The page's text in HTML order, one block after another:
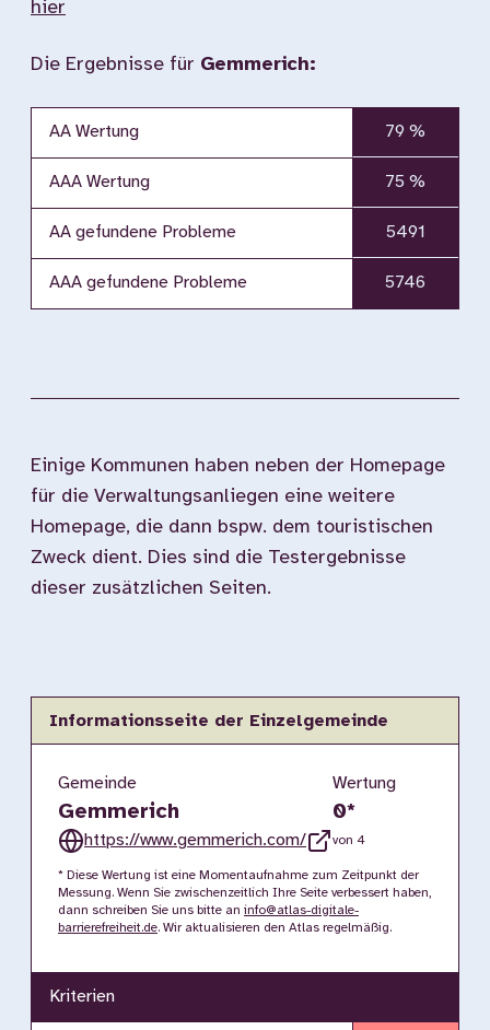
hier
Die Ergebnisse für Gemmerich:
AA Wertung 79 %
AAA Wertung 75 %
AA gefundene Probleme 5491
AAA gefundene Probleme 5746
Einige Kommunen haben neben der Homepage
für die Verwaltungsanliegen eine weitere
Homepage, die dann bspw. dem touristischen
Zweck dient. Dies sind die Testergebnisse
dieser zusätzlichen Seiten.
Informationsseite der Einzelgemeinde
Gemeinde
Gemmerich
https://www.gemmerich.com/
Wertung
0*
von 4
* Diese Wertung ist eine Momentaufnahme zum Zeitpunkt der
Messung. Wenn Sie zwischenzeitlich Ihre Seite verbessert haben,
dann schreiben Sie uns bitte an info@atlas-digitale-
barrierefreiheit.de. Wir aktualisieren den Atlas regelmäßig.
Kriterien